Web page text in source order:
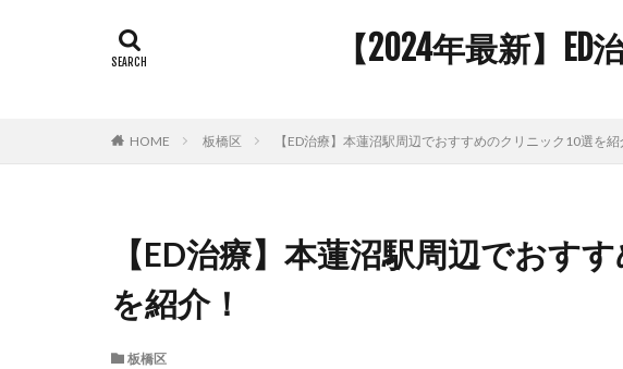
【2024年最新】
HOME 板橋区 【ED治療】本蓮沼駅周辺でおすすめのクリニック10選を紹
【ED治療】本蓮沼駅周辺でおす
を紹介！
板橋区